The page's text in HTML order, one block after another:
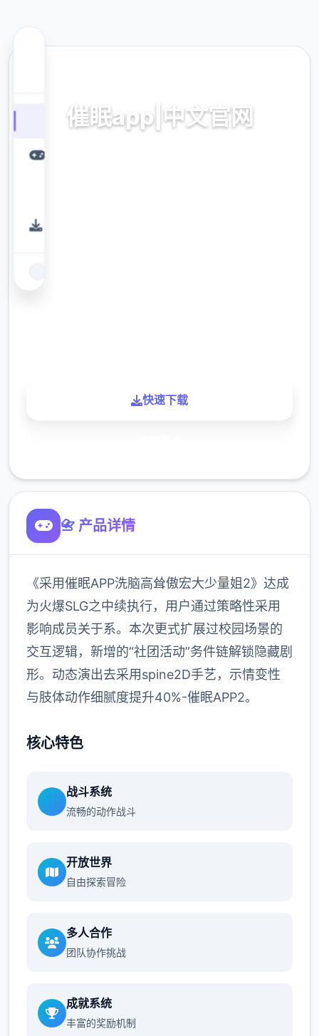
催眠app|中文官网
快速下载
📇 产品详情
《采用催眠APP洗脑高耸傲宏大少量姐2》达成
为火爆SLG之中续执行，用户通过策略性采用
影响成员关于系。本次更式扩展过校园场景的
交互逻辑，新增的“社团活动”务件链解锁隐藏剧
形。动态演出去采用spine2D手艺，示情变性
与肢体动作细腻度提升40%-催眠APP2。
核心特色
战斗系统
流畅的动作战斗
开放世界
自由探索冒险
多人合作
团队协作挑战
成就系统
丰富的奖励机制